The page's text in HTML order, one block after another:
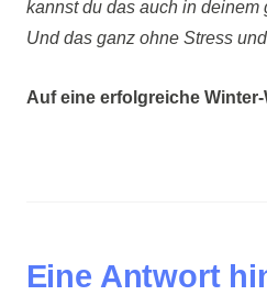
kannst du das auch in deinem
Und das ganz ohne Stress
Auf eine erfolgreiche Winter-
Eine Antwort